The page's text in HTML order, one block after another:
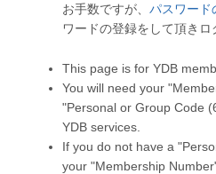
お手数ですが、 パスワード
ワードの登録をして頂きロ
This page is for YDB
You will need your
"Personal or Group Code
YDB services.
If you do not have a
your "Membership